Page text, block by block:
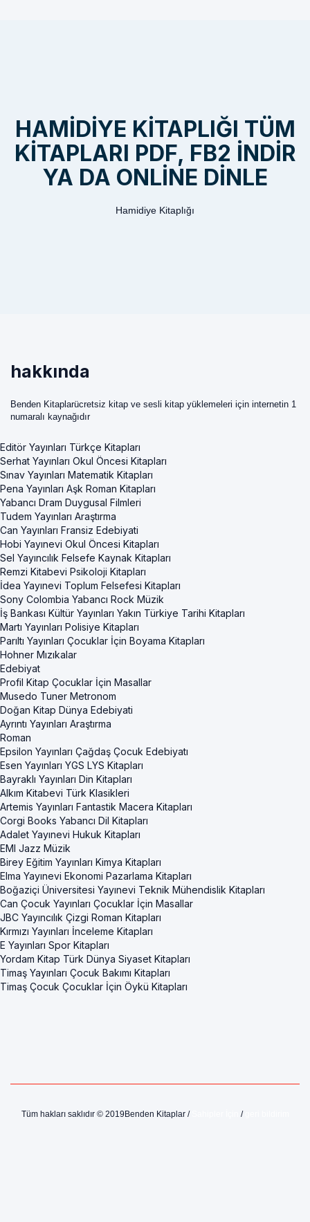
HAMIDIYE KITAPLIĞI TÜM
KITAPLARI PDF, FB2 INDIR
YA DA ONLINE DINLE
Hamidiye Kitaplığı
hakkında
Benden Kitaplarücretsiz kitap ve sesli kitap yüklemeleri için internetin 1
numaralı kaynağıdır
Editör Yayınları Türkçe Kitapları
Serhat Yayınları Okul Öncesi Kitapları
Sınav Yayınları Matematik Kitapları
Pena Yayınları Aşk Roman Kitapları
Yabancı Dram Duygusal Filmleri
Tudem Yayınları Araştırma
Can Yayınları Fransiz Edebiyati
Hobi Yayınevi Okul Öncesi Kitapları
Sel Yayıncılık Felsefe Kaynak Kitapları
Remzi Kitabevi Psikoloji Kitapları
İdea Yayınevi Toplum Felsefesi Kitapları
Sony Colombia Yabancı Rock Müzik
İş Bankası Kültür Yayınları Yakın Türkiye Tarihi Kitapları
Martı Yayınları Polisiye Kitapları
Parıltı Yayınları Çocuklar İçin Boyama Kitapları
Hohner Mızıkalar
Edebiyat
Profil Kitap Çocuklar İçin Masallar
Musedo Tuner Metronom
Doğan Kitap Dünya Edebiyati
Ayrıntı Yayınları Araştırma
Roman
Epsilon Yayınları Çağdaş Çocuk Edebiyatı
Esen Yayınları YGS LYS Kitapları
Bayraklı Yayınları Din Kitapları
Alkım Kitabevi Türk Klasikleri
Artemis Yayınları Fantastik Macera Kitapları
Corgi Books Yabancı Dil Kitapları
Adalet Yayınevi Hukuk Kitapları
EMI Jazz Müzik
Birey Eğitim Yayınları Kimya Kitapları
Elma Yayınevi Ekonomi Pazarlama Kitapları
Boğaziçi Üniversitesi Yayınevi Teknik Mühendislik Kitapları
Can Çocuk Yayınları Çocuklar İçin Masallar
JBC Yayıncılık Çizgi Roman Kitapları
Kırmızı Yayınları İnceleme Kitapları
E Yayınları Spor Kitapları
Yordam Kitap Türk Dünya Siyaset Kitapları
Timaş Yayınları Çocuk Bakımı Kitapları
Timaş Çocuk Çocuklar İçin Öykü Kitapları
Tüm hakları saklıdır © 2019Benden Kitaplar / /